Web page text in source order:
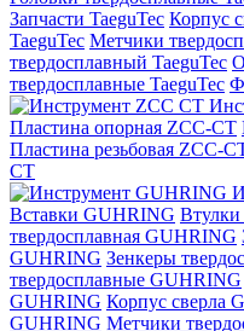
Запчасти TaeguTec Корпус
TaeguTec Метчики
твердосплавный TaeguTec
твердосплавные TaeguTec
Пластина опорная ZCC-CT
Пластина резьбовая ZCC-
CT
Вставки GUHRING
твердосплавная GUHRING
GUHRING Зенкеры
твердосплавные GUHRING
GUHRING Корпус сверла
GUHRING Метчики